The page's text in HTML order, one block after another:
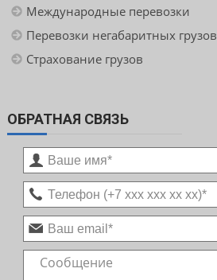
Международные перевозки
Перевозки негабаритных грузов
Страхование грузов
ОБРАТНАЯ СВЯЗЬ